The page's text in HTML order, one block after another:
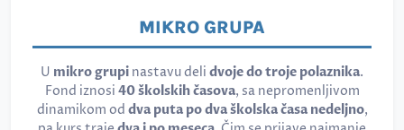
MIKRO GRUPA
U mikro grupi nastavu deli dvoje do troje polaznika.
Fond iznosi 40 školskih časova, sa nepromenljivom
dinamikom od dva puta po dva školska časa nedeljno,